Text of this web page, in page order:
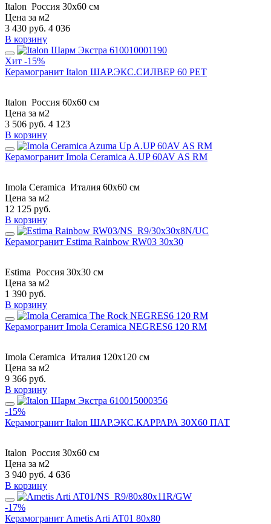
Italon Россия 30x60 см
Цена за м2
3 430 руб. 4 036
В корзину
Хит -15%
Керамогранит Italon ШАР.ЭКС.СИЛВЕР 60 РЕТ
Italon Россия 60x60 см
Цена за м2
3 506 руб. 4 123
В корзину
Керамогранит Imola Ceramica A.UP 60AV AS RM
Imola Ceramica Италия 60x60 см
Цена за м2
12 125 руб.
В корзину
Керамогранит Estima Rainbow RW03 30x30
Estima Россия 30x30 см
Цена за м2
1 390 руб.
В корзину
Керамогранит Imola Ceramica NEGRES6 120 RM
Imola Ceramica Италия 120x120 см
Цена за м2
9 366 руб.
В корзину
-15%
Керамогранит Italon ШАР.ЭКС.КАРРАРА 30X60 ПАТ
Italon Россия 30x60 см
Цена за м2
3 940 руб. 4 636
В корзину
-17%
Керамогранит Ametis Arti AT01 80x80